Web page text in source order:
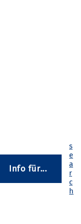
Info für...